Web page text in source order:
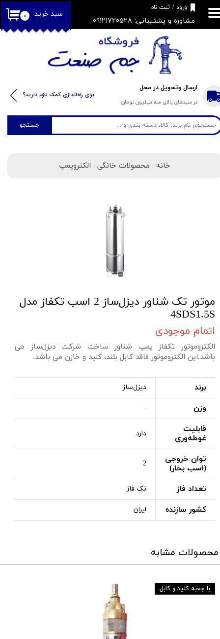
جستجو
ارسال وتحویل در محل
در سبدهای بالای سه میلیون تومان
مشاوره و پشتیبانی: 09121720528 ۰ سبد خرید
ورود / ثبت نام
حساب کاربری من
تغییر گذر واژه
خروج از حساب کاربری
​​برای راه‌اندازی کمک لازم دارید؟
خانه| محصولات خانگی | الکتروپمپ
موتور تک شناور دیزل‌ساز 2 اسب تکفاز مدل
4SDS1.5S
اتمام موجودی
الکتروموتور تکفاز پمپ شناور ساخت شرکت دیزل‌ساز می
باشد.این الکتروموتور فاقد کابل بلند، کلید و خازن می باشد.
برند دیزل‌ساز
وزن -
قابلیت
غوطه‌وری
دارد
توان خروجی
(اسب بخار)
2
تعداد فاز تک فاز
کشور سازنده ایران
محصولات مشابه
با جعبه کلید و کابل